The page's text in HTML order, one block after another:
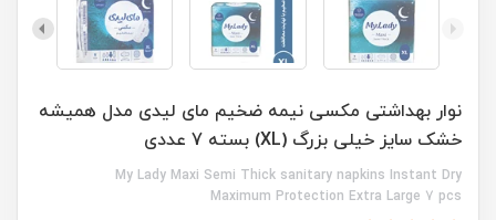
نوار بهداشتی مکسی نیمه ضخیم مای لیدی مدل همیشه
خشک سایز خیلی بزرگ (XL) بسته 7 عددی
My Lady Maxi Semi Thick sanitary napkins Instant Dry
Maximum Protection Extra Large 7 pcs